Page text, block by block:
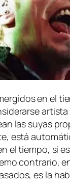
en el
las su­yas
es­tá
el tiem­po, si
con­tra­rio,
es la